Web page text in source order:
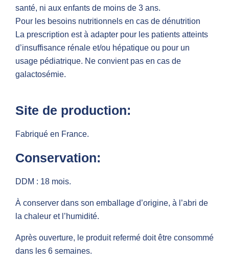
santé, ni aux enfants de moins de 3 ans.
Pour les besoins nutritionnels en cas de dénutrition
La prescription est à adapter pour les patients atteints
d’insuffisance rénale et/ou hépatique ou pour un
usage pédiatrique. Ne convient pas en cas de
galactosémie.
Site de production:
Fabriqué en France.
Conservation:
DDM : 18 mois.
À conserver dans son emballage d’origine, à l’abri de
la chaleur et l’humidité.
Après ouverture, le produit refermé doit être consommé
dans les 6 semaines.